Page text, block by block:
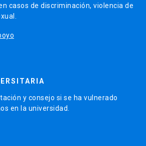
casos de discriminación, violencia de
y consejo si se ha vulnerado
en la universidad.